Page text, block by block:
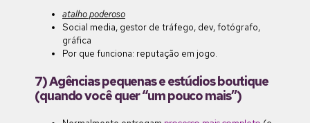
atalho poderoso
Social media, gestor de tráfego, dev, fotógrafo,
gráfica
Por que funciona: reputação em jogo.
7) Agências pequenas e estúdios boutique
(quando você quer “um pouco mais”)